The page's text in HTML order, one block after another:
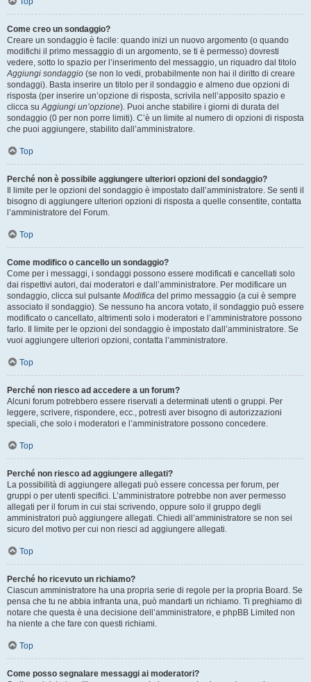
Come creo un sondaggio?
Creare un sondaggio è facile: quando inizi un nuovo argomento (o quando
modifichi il primo messaggio di un argomento, se ti è permesso) dovresti
vedere, sotto lo spazio per l’inserimento del messaggio, un riquadro dal titolo
Aggiungi sondaggio (se non lo vedi, probabilmente non hai il diritto di creare
sondaggi). Basta inserire un titolo per il sondaggio e almeno due opzioni di
risposta (per inserire un’opzione di risposta, scrivila nell’apposito spazio e
clicca suAggiungi un’opzione). Puoi anche stabilire i giorni di durata del
sondaggio (0 per non porre limiti). C’è un limite al numero di opzioni di risposta
che puoi aggiungere, stabilito dall’amministratore.
Top
Perché non è possibile aggiungere ulteriori opzioni del sondaggio?
Il limite per le opzioni del sondaggio è impostato dall’amministratore. Se senti il
bisogno di aggiungere ulteriori opzioni di risposta a quelle consentite, contatta
l’amministratore del Forum.
Top
Come modifico o cancello un sondaggio?
Come per i messaggi, i sondaggi possono essere modificati e cancellati solo
dai rispettivi autori, dai moderatori e dall’amministratore. Per modificare un
sondaggio, clicca sul pulsante Modifica del primo messaggio (a cui è sempre
associato il sondaggio). Se nessuno ha ancora votato, il sondaggio può essere
modificato o cancellato, altrimenti solo i moderatori e l’amministratore possono
farlo. Il limite per le opzioni del sondaggio è impostato dall’amministratore. Se
vuoi aggiungere ulteriori opzioni, contatta l’amministratore.
Top
Perché non riesco ad accedere a un forum?
Alcuni forum potrebbero essere riservati a determinati utenti o gruppi. Per
leggere, scrivere, rispondere, ecc., potresti aver bisogno di autorizzazioni
speciali, che solo i moderatori e l’amministratore possono concedere.
Top
Perché non riesco ad aggiungere allegati?
La possibilità di aggiungere allegati può essere concessa per forum, per
gruppi o per utenti specifici. L’amministratore potrebbe non aver permesso
allegati per il forum in cui stai scrivendo, oppure solo il gruppo degli
amministratori può aggiungere allegati. Chiedi all’amministratore se non sei
sicuro del motivo per cui non riesci ad aggiungere allegati.
Top
Perché ho ricevuto un richiamo?
Ciascun amministratore ha una propria serie di regole per la propria Board. Se
pensa che tu ne abbia infranta una, può mandarti un richiamo. Ti preghiamo di
notare che questa è una decisione dell’amministratore, e phpBB Limited non
ha niente a che fare con questi richiami.
Top
Come posso segnalare messaggi ai moderatori?